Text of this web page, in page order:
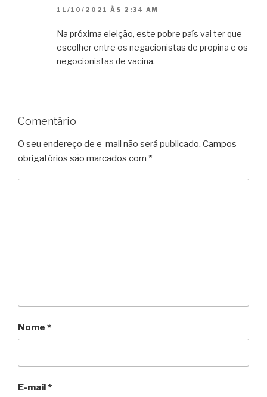
11/10/2021 ÀS 2:34 AM
Na próxima eleição, este pobre país vai ter que
escolher entre os negacionistas de propina e os
negocionistas de vacina.
Comentário
O seu endereço de e-mail não será publicado. Campos
obrigatórios são marcados com *
Nome *
E-mail*